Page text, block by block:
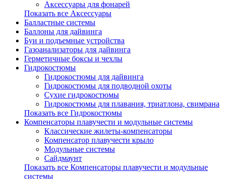
Аксессуары для фонарей
Показать все Аксессуары
Балластные системы
Баллоны для дайвинга
Буи и подъемные устройства
Газоанализаторы для дайвинга
Герметичные боксы и чехлы
Гидрокостюмы
Гидрокостюмы для дайвинга
Гидрокостюмы для подводной охоты
Сухие гидрокостюмы
Гидрокостюмы для плавания, триатлона, свимрана
Показать все Гидрокостюмы
Компенсаторы плавучести и модульные системы
Классические жилеты-компенсаторы
Компенсатор плавучести крыло
Модульные системы
Сайдмаунт
Показать все Компенсаторы плавучести и модульные
системы